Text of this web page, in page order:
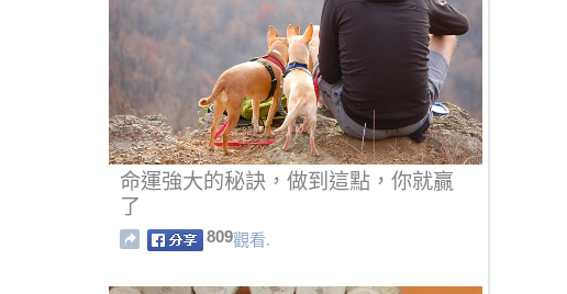
命運強大的秘訣，做到這點，你就贏
了
809觀看.